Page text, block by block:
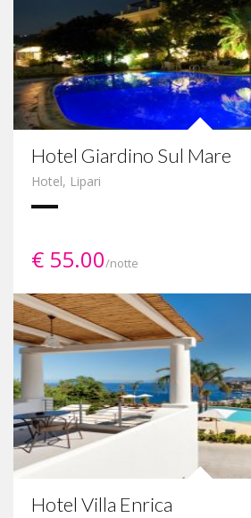
Hotel Giardino Sul Mare
Hotel, Lipari
€ 55.00/notte
Hotel Villa Enrica